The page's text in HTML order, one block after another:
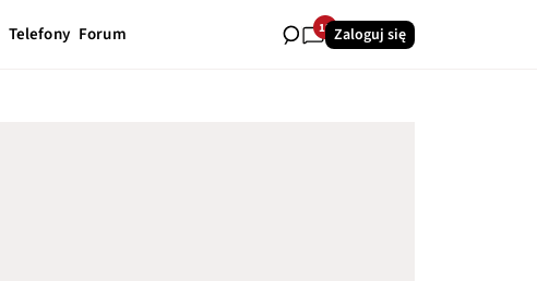
Telefony Forum 12Zaloguj się